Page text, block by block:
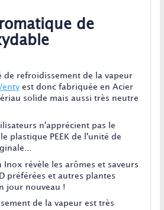
de
de refroidissement de la vapeur
est donc fabriquée en Acier
solide mais aussi très neutre
n'apprécient pas le
plastique PEEK de l'unité de
Inox révèle les arômes et saveurs
préférées et autres plantes
jour nouveau !
de la vapeur est très